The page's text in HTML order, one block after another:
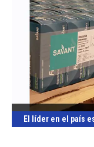
El líder en el país